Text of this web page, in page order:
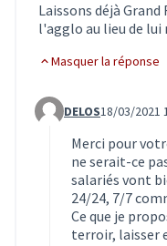
Laissons déjà
l'agglo au lieu de
Masquer la réponse
Commentaire 2928
DELOS18/03/2021
Merci pour
ne serait-ce
salariés vont
24/24, 7/7
Ce que je
terroir, laisser